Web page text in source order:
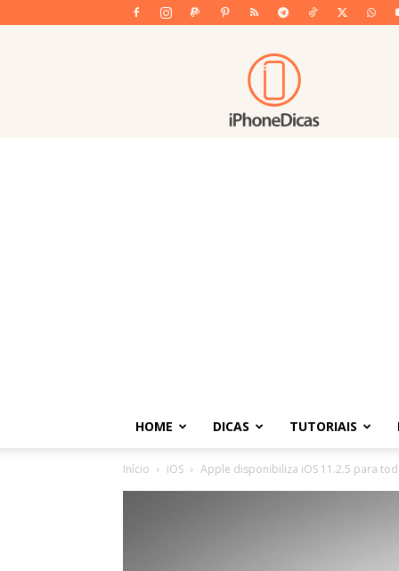
iPhoneDicas
HOME DICAS TUTORIAIS
Início iOS Apple disponibiliza iOS 11.2.5 para